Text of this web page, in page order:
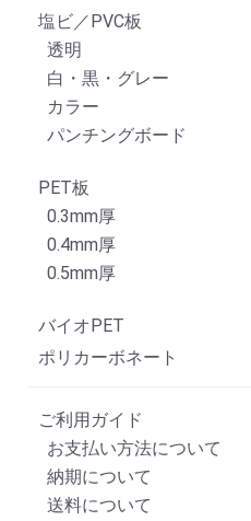
塩ビ／PVC板
透明
白・黒・グレー
カラー
パンチングボード
PET板
0.3mm厚
0.4mm厚
0.5mm厚
バイオPET
ポリカーボネート
ご利用ガイド
お支払い方法について
納期について
送料について